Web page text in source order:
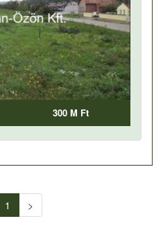
300 M Ft
1 >